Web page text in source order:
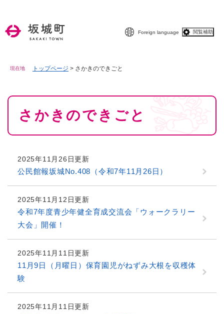
Foreign language 閲覧補助
現在地 トップページ > さかきのできごと
本
さかきのできごと
2025年11月26日更新
公民館報坂城No.408（令和7年11月26日）
2025年11月12日更新
令和7年度青少年健全育成交流会「ウォークラリー
大会」開催！
2025年11月11日更新
11月9日（月曜日）保育園児がねずみ大根を収穫体
験
2025年11月11日更新